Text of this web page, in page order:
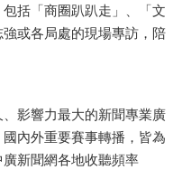
括「商圈趴趴走」、「文
或各局處的現場專訪，陪
影響力最大的新聞專業廣
內外重要賽事轉播，皆為
新聞網各地收聽頻率